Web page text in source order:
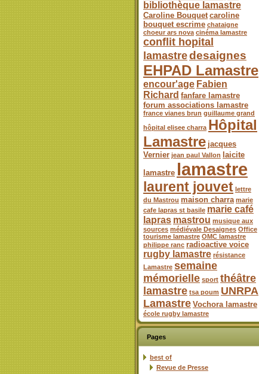
bibliothèque lamastre
Caroline Bouquet caroline
bouquet escrime chataigne
choeur ars nova cinéma lamastre
conflit hopital
lamastredesaignes
EHPAD Lamastre
encour'age Fabien
Richard fanfare lamastre
forum associations lamastre
france vianes brun guillaume grand
hôpital elisee charra Hôpital
Lamastre jacques
Vernier jean paul Vallon
laicite
lamastre lamastre
laurent jouvet lettre
du Mastrou maison charra marie
cafe lapras st basile marie café
lapras mastrou musique aux
sources médiévale Desaignes Office
tourisme lamastre OMC lamastre
philippe ranc radioactive voice
rugby lamastre résistance
Lamastre semaine
mémorielle sport théâtre
lamastre tsa poum UNRPA
Lamastre Vochora lamastre
école rugby lamastre
Pages
best of
Revue de Presse